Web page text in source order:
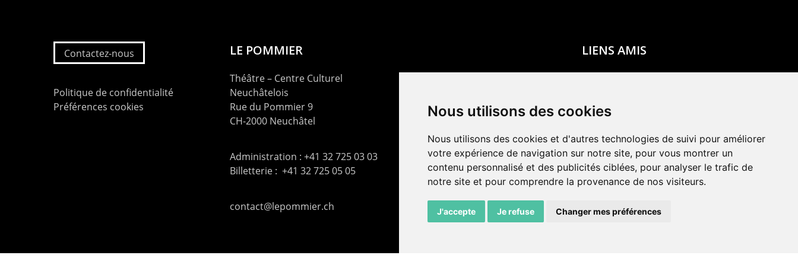
Nous utilisons des cookies
Nous utilisons des cookies et d'autres technologies de suivi pour améliorer
votre expérience de navigation sur notre site, pour vous montrer un
contenu personnalisé et des publicités ciblées, pour analyser le trafic de
notre site et pour comprendre la provenance de nos visiteurs.
J'accepte Je refuse Changer mes préférences
Contactez-nous
Politique de confidentialité
Préférences cookies
LE POMMIER
Théâtre – Centre Culturel
Neuchâtelois
Rue du Pommier 9
CH-2000 Neuchâtel
Administration : +41 32 725 03 03
Billetterie : +41 32 725 05 05
contact@lepommier.ch
LIENS AMIS